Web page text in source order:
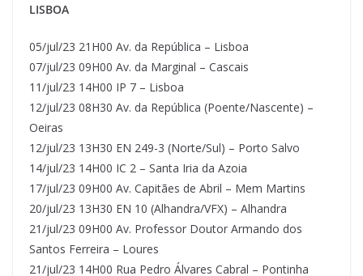
LISBOA
05/jul/23 21H00 Av. da República – Lisboa
07/jul/23 09H00 Av. da Marginal – Cascais
11/jul/23 14H00 IP 7 – Lisboa
12/jul/23 08H30 Av. da República (Poente/Nascente) –
Oeiras
12/jul/23 13H30 EN 249-3 (Norte/Sul) – Porto Salvo
14/jul/23 14H00 IC 2 – Santa Iria da Azoia
17/jul/23 09H00 Av. Capitães de Abril – Mem Martins
20/jul/23 13H30 EN 10 (Alhandra/VFX) – Alhandra
21/jul/23 09H00 Av. Professor Doutor Armando dos
Santos Ferreira – Loures
21/jul/23 14H00 Rua Pedro Álvares Cabral – Pontinha